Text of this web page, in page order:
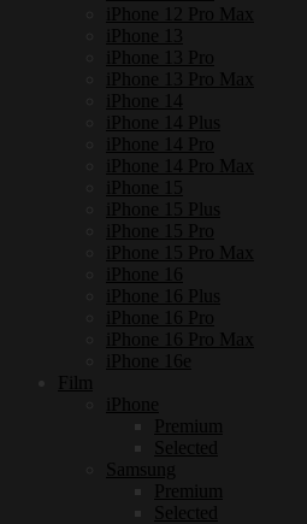
iPhone 12 Pro Max
iPhone 13
iPhone 13 Pro
iPhone 13 Pro Max
iPhone 14
iPhone 14 Plus
iPhone 14 Pro
iPhone 14 Pro Max
iPhone 15
iPhone 15 Plus
iPhone 15 Pro
iPhone 15 Pro Max
iPhone 16
iPhone 16 Plus
iPhone 16 Pro
iPhone 16 Pro Max
iPhone 16e
Film
iPhone
Premium
Selected
Samsung
Premium
Selected